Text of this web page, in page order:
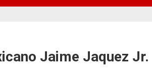
Jaime Jaquez Jr.